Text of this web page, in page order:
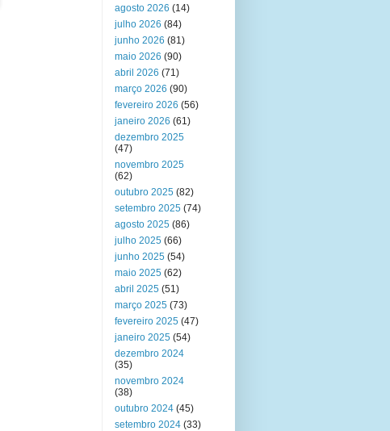
agosto 2026 (14)
julho 2026 (84)
junho 2026 (81)
maio 2026 (90)
abril 2026 (71)
março 2026 (90)
fevereiro 2026 (56)
janeiro 2026 (61)
dezembro 2025
(47)
novembro 2025
(62)
outubro 2025 (82)
setembro 2025 (74)
agosto 2025 (86)
julho 2025 (66)
junho 2025 (54)
maio 2025 (62)
abril 2025 (51)
março 2025 (73)
fevereiro 2025 (47)
janeiro 2025 (54)
dezembro 2024
(35)
novembro 2024
(38)
outubro 2024 (45)
setembro 2024 (33)